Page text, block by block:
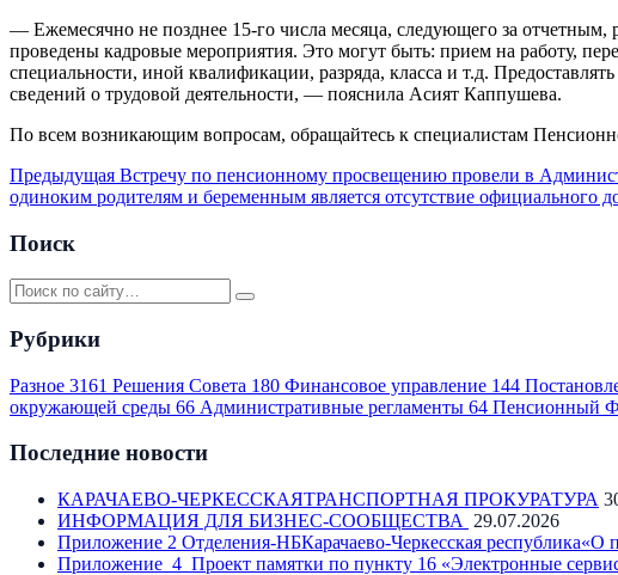
— Ежемесячно не позднее 15-го числа месяца, следующего за
проведены кадровые мероприятия. Это могут быть: прием на работу,
специальности, иной квалификации, разряда, класса и т.д.
сведений о трудовой деятельности, — пояснила Асият Каппушева.
По всем возникающим вопросам, обращайтесь к специалистам
Предыдущая Встречу по пенсионному просвещению провели в
одиноким родителям и беременным является отсутствие официального
Поиск
Рубрики
Разное 3161 Решения Совета 180 Финансовое управление 144
окружающей среды 66 Административные регламенты 64 Пенсионный
Последние новости
КАРАЧАЕВО-ЧЕРКЕССКАЯТРАНСПОРТНАЯ ПРОКУРАТУРА
ИНФОРМАЦИЯ ДЛЯ БИЗНЕС-СООБЩЕСТВА
29.07.2026
Приложение 2 Отделения-НБКарачаево-Черкесская республика«О
Приложение_4_Проект памятки по пункту 16 «Электронные